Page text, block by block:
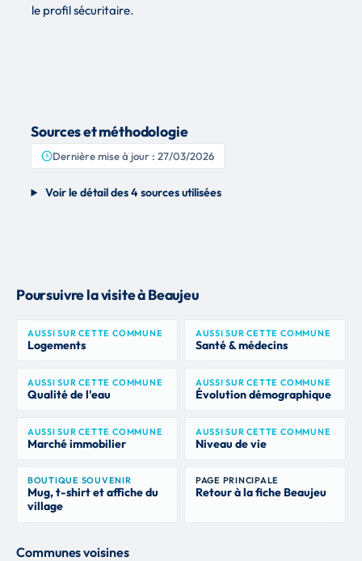
le profil sécuritaire.
Sources et méthodologie
Dernière mise à jour : 27/03/2026
Voir le détail des 4 sources utilisées
Poursuivre la visite à Beaujeu
AUSSI SUR CETTE COMMUNE
Logements
AUSSI SUR CETTE COMMUNE
Santé & médecins
AUSSI SUR CETTE COMMUNE
Qualité de l'eau
AUSSI SUR CETTE COMMUNE
Évolution démographique
AUSSI SUR CETTE COMMUNE
Marché immobilier
AUSSI SUR CETTE COMMUNE
Niveau de vie
BOUTIQUE SOUVENIR
Mug, t-shirt et affiche du
village
PAGE PRINCIPALE
Retour à la fiche Beaujeu
Communes voisines